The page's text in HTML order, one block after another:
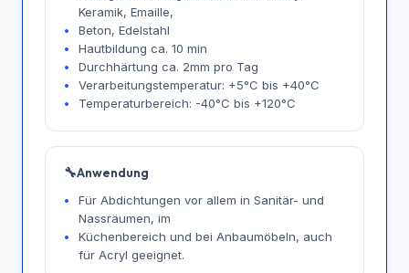
Keramik, Emaille,
Beton, Edelstahl
Hautbildung ca. 10 min
Durchhärtung ca. 2mm pro Tag
Verarbeitungstemperatur: +5°C bis +40°C
Temperaturbereich: -40°C bis +120°C
🔧Anwendung
Für Abdichtungen vor allem in Sanitär- und
Nassräumen, im
Küchenbereich und bei Anbaumöbeln, auch
für Acryl geeignet.